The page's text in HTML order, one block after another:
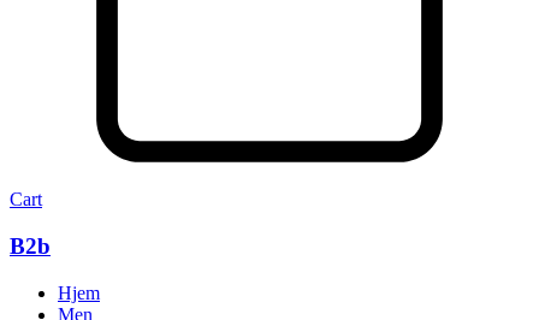
Cart
B2b
Hjem
Men